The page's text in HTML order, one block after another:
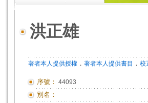
洪正雄
著者本人提供授權 ． 著者本人提供書目 ． 校
序號： 44093
別名：